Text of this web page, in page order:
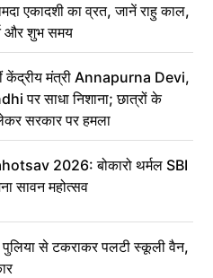
एकादशी का व्रत, जानें राहु काल,
और शुभ समय
केंद्रीय मंत्री Annapurna Devi,
पर साधा निशाना; छात्रों के
सरकार पर हमला
2026: बोकारो थर्मल SBI
सावन महोत्सव
से टकराकर पलटी स्कूली वैन,